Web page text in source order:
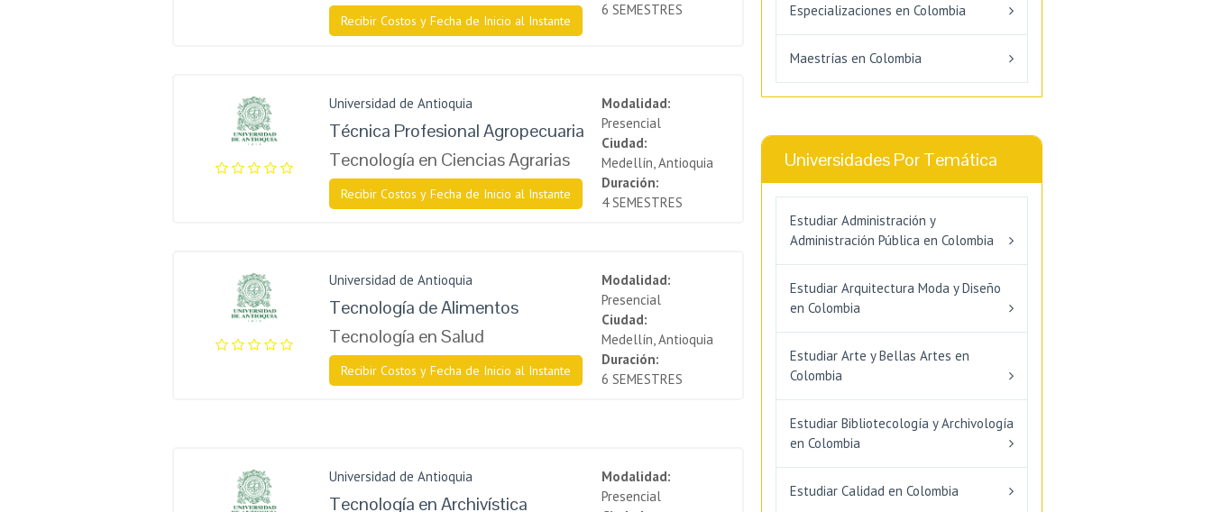
Recibir Costos y Fecha de Inicio al Instante
6 SEMESTRES
Universidad de Antioquia
Técnica Profesional Agropecuaria
Tecnología en Ciencias Agrarias
Recibir Costos y Fecha de Inicio al Instante
Modalidad:
Presencial
Ciudad:
Medellín, Antioquia
Duración:
4 SEMESTRES
Universidad de Antioquia
Tecnología de Alimentos
Tecnología en Salud
Recibir Costos y Fecha de Inicio al Instante
Modalidad:
Presencial
Ciudad:
Medellín, Antioquia
Duración:
6 SEMESTRES
Universidad de Antioquia
Tecnología en Archivística
Modalidad:
Presencial
Especializaciones en Colombia
Maestrías en Colombia
Universidades Por Temática
Estudiar Administración y
Administración Pública en Colombia
Estudiar Arquitectura Moda y Diseño
en Colombia
Estudiar Arte y Bellas Artes en
Colombia
Estudiar Bibliotecología y Archivología
en Colombia
Estudiar Calidad en Colombia